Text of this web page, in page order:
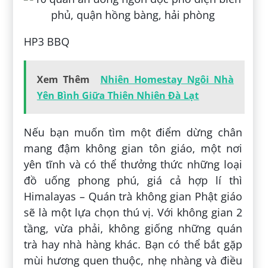
HP3 BBQ
Xem Thêm
Nhiên Homestay Ngôi Nhà
Yên Bình Giữa Thiên Nhiên Đà Lạt
Nếu bạn muốn tìm một điểm dừng chân
mang đậm không gian tôn giáo, một nơi
yên tĩnh và có thể thưởng thức những loại
đồ uống phong phú, giá cả hợp lí thì
Himalayas – Quán trà không gian Phật giáo
sẽ là một lựa chọn thú vị. Với không gian 2
tầng, vừa phải, không giống những quán
trà hay nhà hàng khác. Bạn có thể bắt gặp
mùi hương quen thuộc, nhẹ nhàng và điều